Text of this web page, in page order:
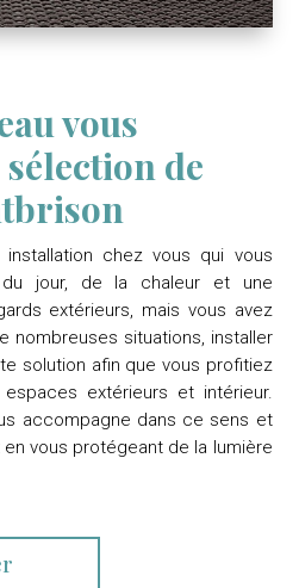
vous
de
installation chez vous qui vous
jour, de la chaleur et une
extérieurs, mais vous avez
nombreuses situations, installer
solution afin que vous profitiez
extérieurs et intérieur.
accompagne dans ce sens et
vous protégeant de la lumière